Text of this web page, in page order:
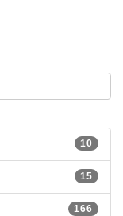
10
15
166